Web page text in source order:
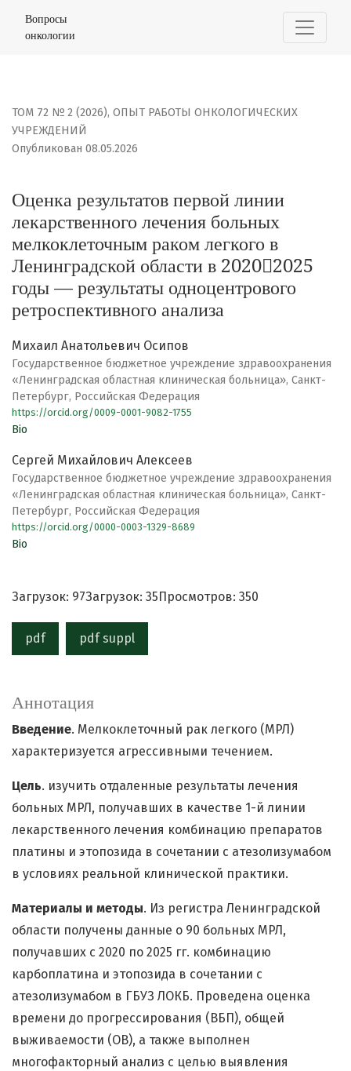
Оценка результатов первой линии лекарственного
Вопросы
онкологии
ТОМ 72 № 2 (2026), ОПЫТ РАБОТЫ ОНКОЛОГИЧЕСКИХ
УЧРЕЖДЕНИЙ
Оценка результатов первой линии
лекарственного лечения больных
мелкоклеточным раком легкого в
Ленинградской области в 20202025
годы — результаты одноцентрового
ретроспективного анализа
Опубликован 08.05.2026
Михаил Анатольевич Осипов
Государственное бюджетное учреждение здравоохранения
«Ленинградская областная клиническая больница», Санкт-
Петербург, Российская Федерация
https://orcid.org/0009-0001-9082-1755
Bio
Сергей Михайлович Алексеев
Государственное бюджетное учреждение здравоохранения
«Ленинградская областная клиническая больница», Санкт-
Петербург, Российская Федерация
https://orcid.org/0000-0003-1329-8689
Bio
Загрузок: 97Загрузок: 35 Просмотров: 350
pdf pdf suppl
Аннотация
Введение. Мелкоклеточный рак легкого (МРЛ)
характеризуется агрессивными течением.
Цель. изучить отдаленные результаты лечения
больных МРЛ, получавших в качестве 1-й линии
лекарственного лечения комбинацию препаратов
платины и этопозида в сочетании с атезолизумабом
в условиях реальной клинической практики.
Материалы и методы. Из регистра Ленинградской
области получены данные о 90 больных МРЛ,
получавших с 2020 по 2025 гг. комбинацию
карбоплатина и этопозида в сочетании с
атезолизумабом в ГБУЗ ЛОКБ. Проведена оценка
времени до прогрессирования (ВБП), общей
выживаемости (ОВ), а также выполнен
многофакторный анализ с целью выявления